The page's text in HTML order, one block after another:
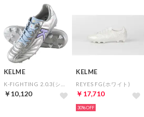
KELME
￥10,120
KELME
REYES FG(ホワイト)
￥17,710
30%